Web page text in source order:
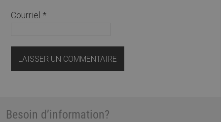
Courriel *
Besoin d’information?